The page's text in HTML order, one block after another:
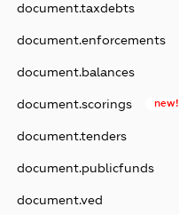
document.taxdebts
document.enforcements
document.balances
document.scorings new!
document.tenders
document.publicfunds
document.ved